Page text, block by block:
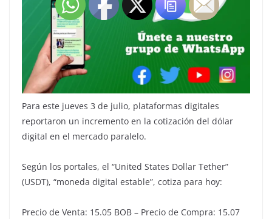
Para este jueves 3 de julio, plataformas digitales
reportaron un incremento en la cotización del dólar
digital en el mercado paralelo.
Según los portales, el “United States Dollar Tether”
(USDT), “moneda digital estable”, cotiza para hoy:
Precio de Venta: 15.05 BOB – Precio de Compra: 15.07